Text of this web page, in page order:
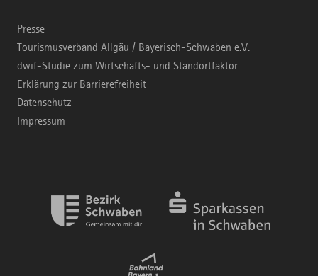
Presse
Tourismusverband Allgäu / Bayerisch-Schwaben e.V.
dwif-Studie zum Wirtschafts- und Standortfaktor
Erklärung zur Barrierefreiheit
Datenschutz
Impressum